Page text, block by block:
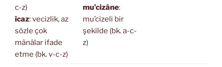
c-z)
îcaz: vecizlik, az
sözle çok
mânâlar ifade
etme (bk. v-c-z)
mu’cizâne:
mu’cizeli bir
şekilde (bk. a-c-
z)